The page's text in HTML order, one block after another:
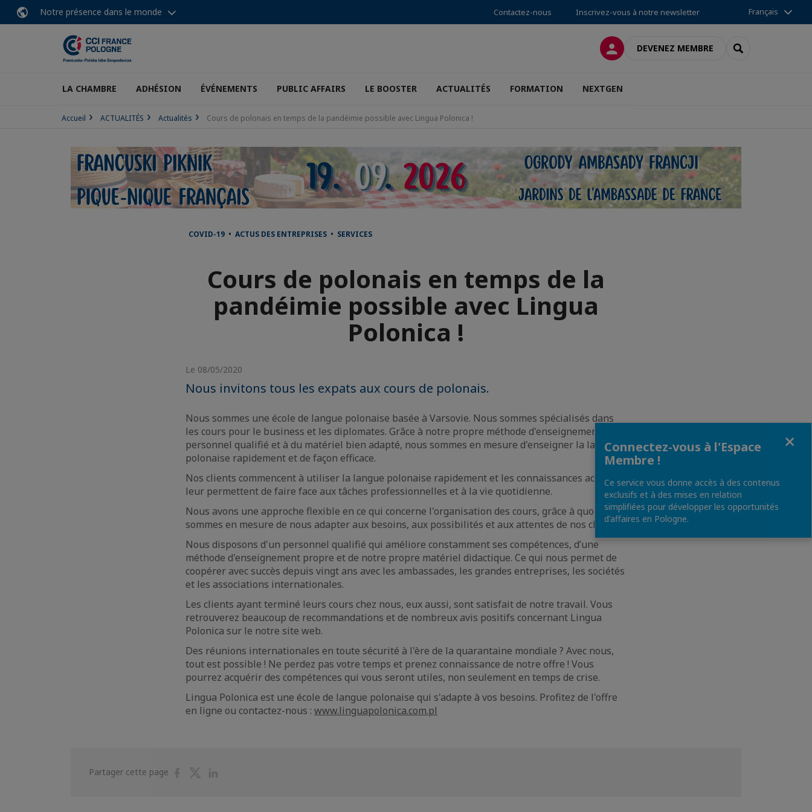
Notre présence dans le monde Contactez-nous Inscrivez-vous à notre newsletter Français
CONNEXIONDEVENEZ MEMBRE RECHERCHER
LA CHAMBRE ADHÉSION ÉVÉNEMENTS PUBLIC AFFAIRS LE BOOSTER ACTUALITÉS FORMATION NEXTGEN
Accueil ACTUALITÉS Actualités Cours de polonais en temps de la pandéimie possible avec Lingua Polonica !
COVID-19 • ACTUS DES ENTREPRISES • SERVICES
Cours de polonais en temps de la
pandéimie possible avec Lingua
Polonica !
Le 08/05/2020
Nous invitons tous les expats aux cours de polonais.
Nous sommes une école de langue polonaise basée à Varsovie. Nous sommes spécialisés dans
les cours pour le business et les diplomates. Grâce à notre propre méthode d'enseignement, à un
personnel qualifié et à du matériel bien adapté, nous sommes en mesure d'enseigner la langue
polonaise rapidement et de façon efficace.
Nos clients commencent à utiliser la langue polonaise rapidement et les connaissances acquises
leur permettent de faire face aux tâches professionnelles et à la vie quotidienne.
Nous avons une approche flexible en ce qui concerne l'organisation des cours, grâce à quoi nous
sommes en mesure de nous adapter aux besoins, aux possibilités et aux attentes de nos clients.
Nous disposons d'un personnel qualifié qui améliore constamment ses compétences, d’une
méthode d'enseignement propre et de notre propre matériel didactique. Ce qui nous permet de
coopérer avec succès depuis vingt ans avec les ambassades, les grandes entreprises, les sociétés
et les associations internationales.
Les clients ayant terminé leurs cours chez nous, eux aussi, sont satisfait de notre travail. Vous
retrouverez beaucoup de recommandations et de nombreux avis positifs concernant Lingua
Polonica sur le notre site web.
Des réunions internationales en toute sécurité à l'ère de la quarantaine mondiale ? Avec nous,
tout est possible ! Ne perdez pas votre temps et prenez connaissance de notre offre ! Vous
pourrez acquérir des compétences qui vous seront utiles, non seulement en temps de crise.
Lingua Polonica est une école de langue polonaise qui s'adapte à vos besoins. Profitez de l'offre
en ligne ou contactez-nous : www.linguapolonica.com.pl
Partager cette page
PartagerPartager
Connectez-vous à l'Espace
Membre !
Ce service vous donne accès à des contenus
exclusifs et à des mises en relation
simplifiées pour développer les opportunités
d'affaires en Pologne.